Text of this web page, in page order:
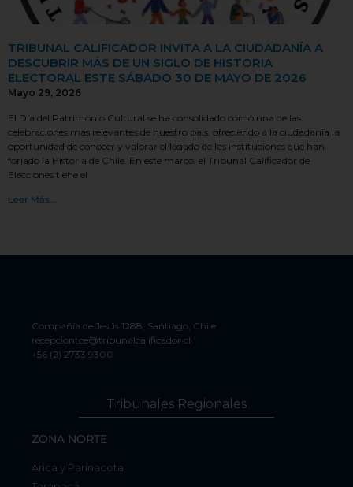
TRIBUNAL CALIFICADOR INVITA A LA CIUDADANÍA A
DESCUBRIR MÁS DE UN SIGLO DE HISTORIA
ELECTORAL ESTE SÁBADO 30 DE MAYO DE 2026
Mayo 29, 2026
El Día del Patrimonio Cultural se ha consolidado como una de las
celebraciones más relevantes de nuestro país, ofreciendo a la ciudadanía la
oportunidad de conocer y valorar el legado de las instituciones que han
forjado la Historia de Chile. En este marco, el Tribunal Calificador de
Elecciones tiene el
Leer Más...
Compañía de Jesús 1288, Santiago, Chile
recepciontce@tribunalcalificador.cl
+56 (2) 2733 9300
Tribunales Regionales
ZONA NORTE
Arica y Parinacota